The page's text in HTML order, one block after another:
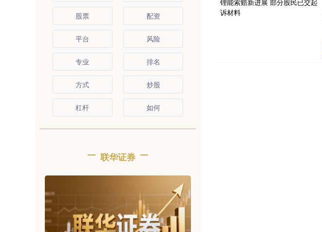
股票 配资
平台 风险
专业 排名
方式 炒股
杠杆 如何
联华证券